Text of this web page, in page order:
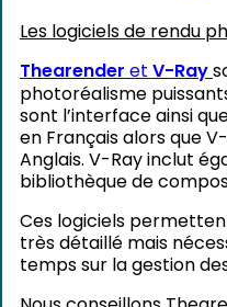
Les logiciels de rendu
Thearender et V-Ray
photoréalisme
sont l’interface ainsi
en Français alors que
Anglais. V-Ray inclut
bibliothèque de
Ces logiciels
très détaillé mais
temps sur la gestion